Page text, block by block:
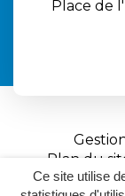
Ce site utilise
Place de
Plan du